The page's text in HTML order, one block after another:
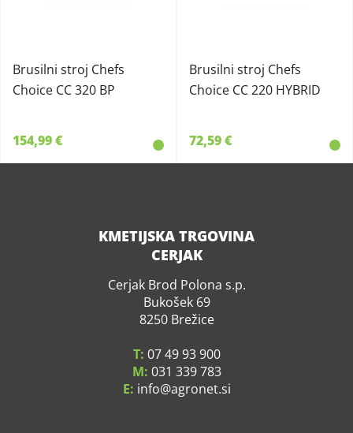
Brusilni stroj Chefs
Choice CC 320 BP
154,99 €
Brusilni stroj Chefs
Choice CC 220 HYBRID
72,59 €
KMETIJSKA TRGOVINA
CERJAK
Cerjak Brod Polona s.p.
Bukošek 69
8250 Brežice
T: 07 49 93 900
M: 031 339 783
E: info agronet.si